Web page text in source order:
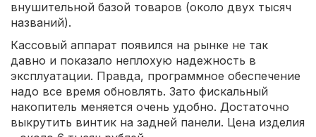
внушительной базой товаров (около двух тысяч
названий).
Кассовый аппарат появился на рынке не так
давно и показало неплохую надежность в
эксплуатации. Правда, программное обеспечение
надо все время обновлять. Зато фискальный
накопитель меняется очень удобно. Достаточно
выкрутить винтик на задней панели. Цена изделия